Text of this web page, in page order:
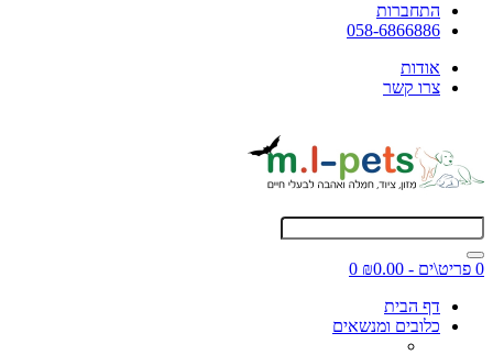
התחברות
058-6866886
אודות
צרו קשר
0 פריט\ים - ₪0.00
0
דף הבית
כלובים ומנשאים